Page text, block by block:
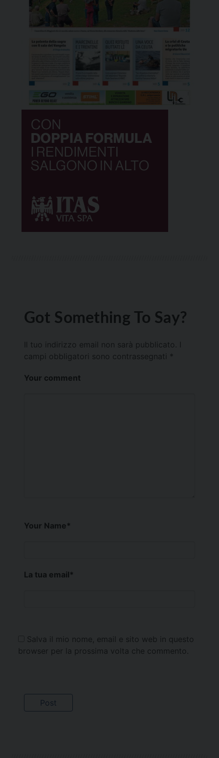
Got Something To Say?
Il tuo indirizzo email non sarà pubblicato.
campi obbligatori sono contrassegnati *
Your comment
Your Name*
La tua email*
Salva il mio nome, email e sito web in questo
browser per la prossima volta che commento.